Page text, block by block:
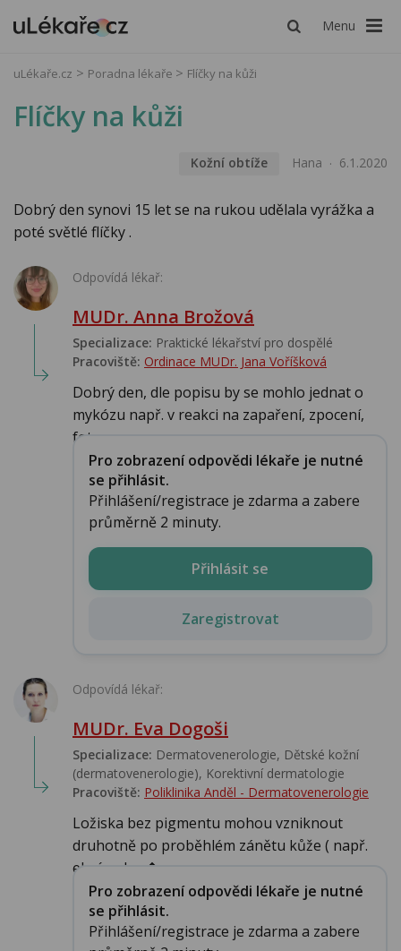
Menu
uLékaře.cz Poradna lékaře Flíčky na kůži
Flíčky na kůži
Kožní obtíže Hana 6.1.2020
Dobrý den synovi 15 let se na rukou udělala vyrážka a
poté světlé flíčky .
Odpovídá lékař:
MUDr. Anna Brožová
Specializace: Praktické lékařství pro dospělé
Pracoviště: Ordinace MUDr. Jana Voříšková
Dobrý den, dle popisu by se mohlo jednat o
mykózu např. v reakci na zapaření, zpocení,
fotogra...
Pro zobrazení odpovědi lékaře je nutné
se přihlásit.
Přihlášení/registrace je zdarma a zabere
průměrně 2 minuty.
Přihlásit se
Zaregistrovat
Odpovídá lékař:
MUDr. Eva Dogoši
Specializace: Dermatovenerologie, Dětské kožní
(dermatovenerologie), Korektivní dermatologie
Pracoviště: Poliklinika Anděl - Dermatovenerologie
Ložiska bez pigmentu mohou vzniknout
druhotně po proběhlém zánětu kůže ( např.
ekzém, lup�...
Pro zobrazení odpovědi lékaře je nutné
se přihlásit.
Přihlášení/registrace je zdarma a zabere